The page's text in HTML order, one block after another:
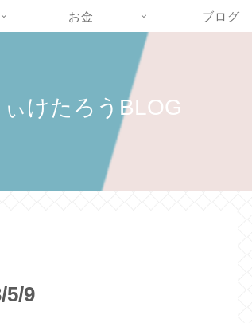
ぃけたろうBLOG
お金 ブログ
5/9